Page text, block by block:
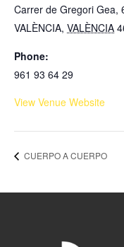
Carrer de Gregori Gea,
VALÈNCIA, VALÈNCIA
Phone:
961 93 64 29
View Venue Website
CUERPO A CUERPO